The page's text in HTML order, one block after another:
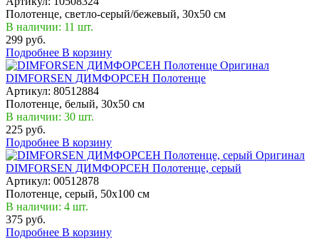
Полотенце, светло-серый/бежевый, 30x50 см
В наличии: 11 шт.
299 руб.
Подробнее В корзину
Оригинал
DIMFORSEN ДИМФОРСЕН Полотенце
Артикул: 80512884
Полотенце, белый, 30x50 см
В наличии: 30 шт.
225 руб.
Подробнее В корзину
Оригинал
DIMFORSEN ДИМФОРСЕН Полотенце, серый
Артикул: 00512878
Полотенце, серый, 50x100 см
В наличии: 4 шт.
375 руб.
Подробнее В корзину